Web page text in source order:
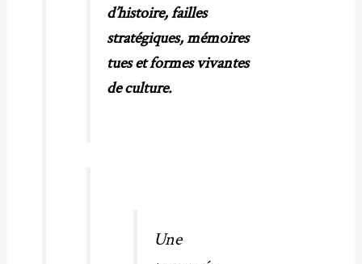
d’histoire, failles
stratégiques, mémoires
tues et formes vivantes
de culture.
Une